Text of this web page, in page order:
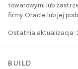
towarowymi lub
firmy Oracle lub jej
Ostatnia aktualizacja:
BUILD